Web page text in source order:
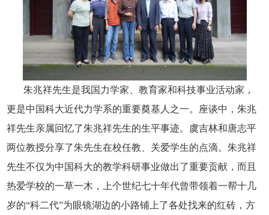
朱兆祥先生是我国力学家、教育家和科技事业活动家，
更是中国科大近代力学系的重要奠基人之一。座谈中，朱兆
祥先生亲属回忆了朱兆祥先生的生平事迹。虞吉林和唐志平
两位教授分享了朱先生在校任教、关爱学生的点滴。朱兆祥
先生不仅为中国科大的教学科研事业做出了重要贡献，而且
热爱学校的一草一木，上个世纪七十年代曾带领着一帮十几
岁的“科二代”为眼镜湖边的小路铺上了各处找来的红砖，方